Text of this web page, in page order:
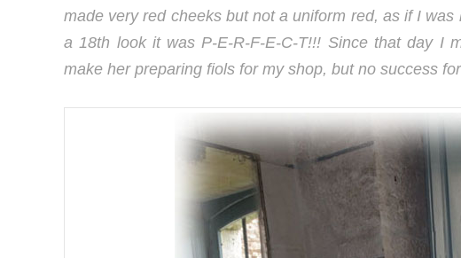
made very red cheeks but not a uniform red, as if I
a 18th look it was P-E-R-F-E-C-T!!! Since that day I
make her preparing fiols for my shop, but no success